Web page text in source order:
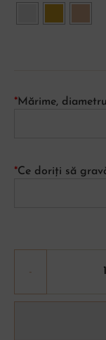
*Mărime,
*Ce doriți să